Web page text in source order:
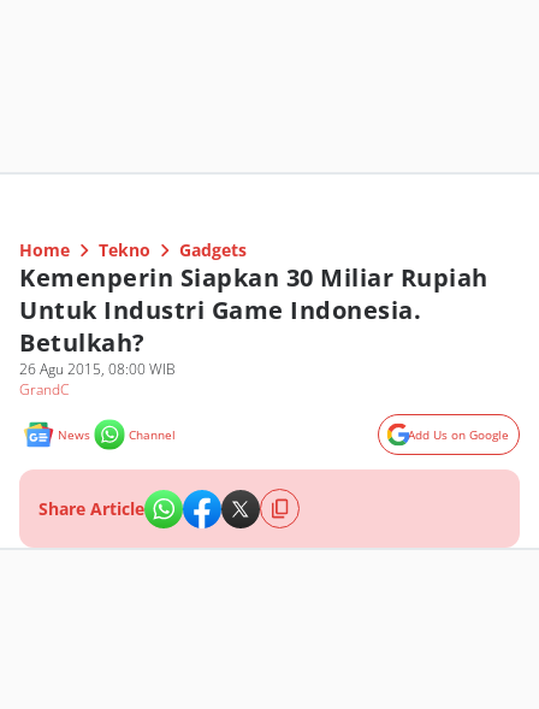
Home Tekno Gadgets
Kemenperin Siapkan 30 Miliar Rupiah
Untuk Industri Game Indonesia.
Betulkah?
26 Agu 2015, 08:00 WIB
GrandC
News Channel Add Us on Google
Share Article